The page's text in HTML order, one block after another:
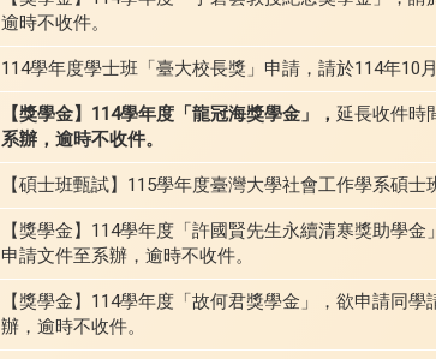
逾時不收件。
114學年度學士班「臺大校長獎」申請，請於114年10
【獎學金】114學年度「龍冠海獎學金」， 延長收件時
系辦，逾時不收件。
【碩士班甄試】115學年度臺灣大學社會工作學系碩士
【獎學金】114學年度「許國賢先生永續清寒獎助學
申請文件至系辦，逾時不收件。
【獎學金】114學年度「故何君獎學金」，欲申請同
辦，逾時不收件。